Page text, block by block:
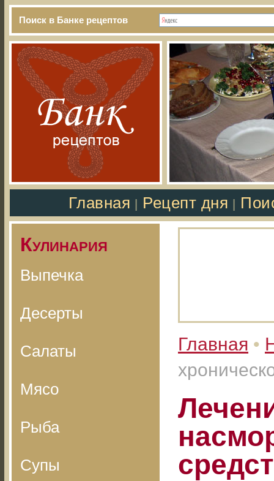
Поиск в Банке рецептов
Главная Рецепт дня
Кулинария
Выпечка
Десерты
Салаты
Мясо
Рыба
Супы
Главная •